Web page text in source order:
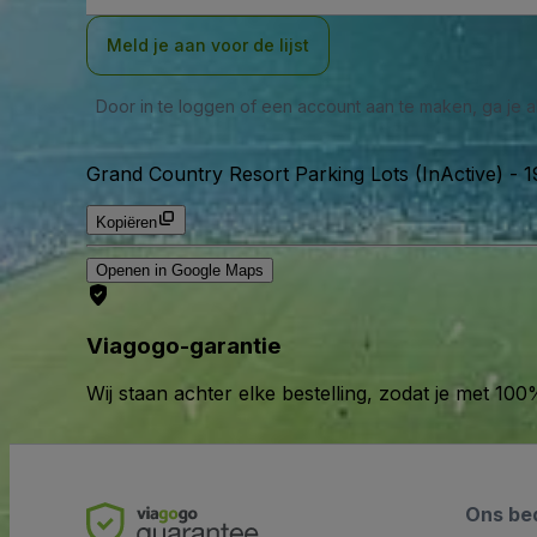
Meld je aan voor de lijst
Door in te loggen of een account aan te maken, ga je
Grand Country Resort Parking Lots (InActive) -
Kopiëren
Openen in Google Maps
Viagogo-garantie
Wij staan achter elke bestelling, zodat je met
Ons